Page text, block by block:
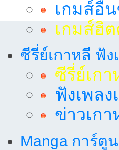
เกมส์อื่น
เกมส์ฮิ
ซีรี่ย์เกาหลี ฟัง
ซีรี่ย์เกา
ฟังเพลง
ข่าวเกา
Manga การ์ตูน